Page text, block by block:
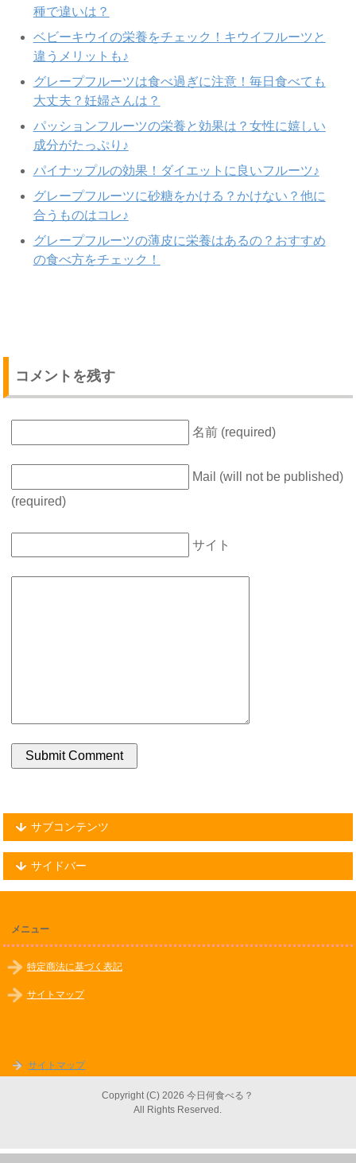
種で違いは？
ベビーキウイの栄養をチェック！キウイフルーツと
違うメリットも♪
グレープフルーツは食べ過ぎに注意！毎日食べても
大丈夫？妊婦さんは？
パッションフルーツの栄養と効果は？女性に嬉しい
成分がたっぷり♪
パイナップルの効果！ダイエットに良いフルーツ♪
グレープフルーツに砂糖をかける？かけない？他に
合うものはコレ♪
グレープフルーツの薄皮に栄養はあるの？おすすめ
の食べ方をチェック！
コメントを残す
名前 (required)
Mail (will not be published)
(required)
サイト
サブコンテンツ
サイドバー
メニュー
特定商法に基づく表記
サイトマップ
サイトマップ
Copyright (C) 2026 今日何食べる？
All Rights Reserved.